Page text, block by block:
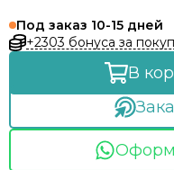
Под заказ 10-15 дней
+2303 бонуса за
В